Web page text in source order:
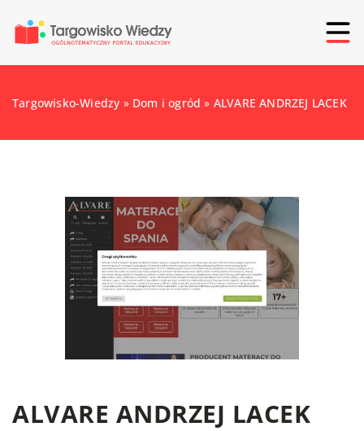
Targowisko-Wiedzy » Dom i ogród » ALVARE ANDRZEJ LACEK
ALVARE ANDRZEJ LACEK